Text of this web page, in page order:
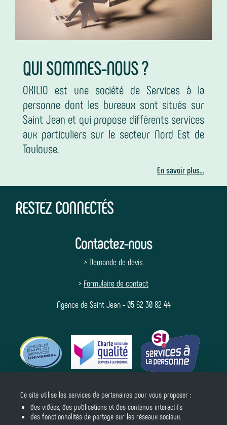
QUI SOMMES-NOUS ?
OXILIO est une société de Services à la
personne dont les bureaux sont situés sur
Saint Jean et qui propose différents services
aux particuliers sur le secteur Nord Est de
Toulouse.
En savoir plus...
RESTEZ CONNECTÉS
Contactez-nous
> Demande de devis
> Formulaire de contact
Agence de Saint Jean - 05 62 30 82 44
Suivez-nous
Ce site utilise les services de partenaires pour vous proposer :
des vidéos, des publications et des contenus interactifs
des fonctionnalités de partage sur les réseaux sociaux.